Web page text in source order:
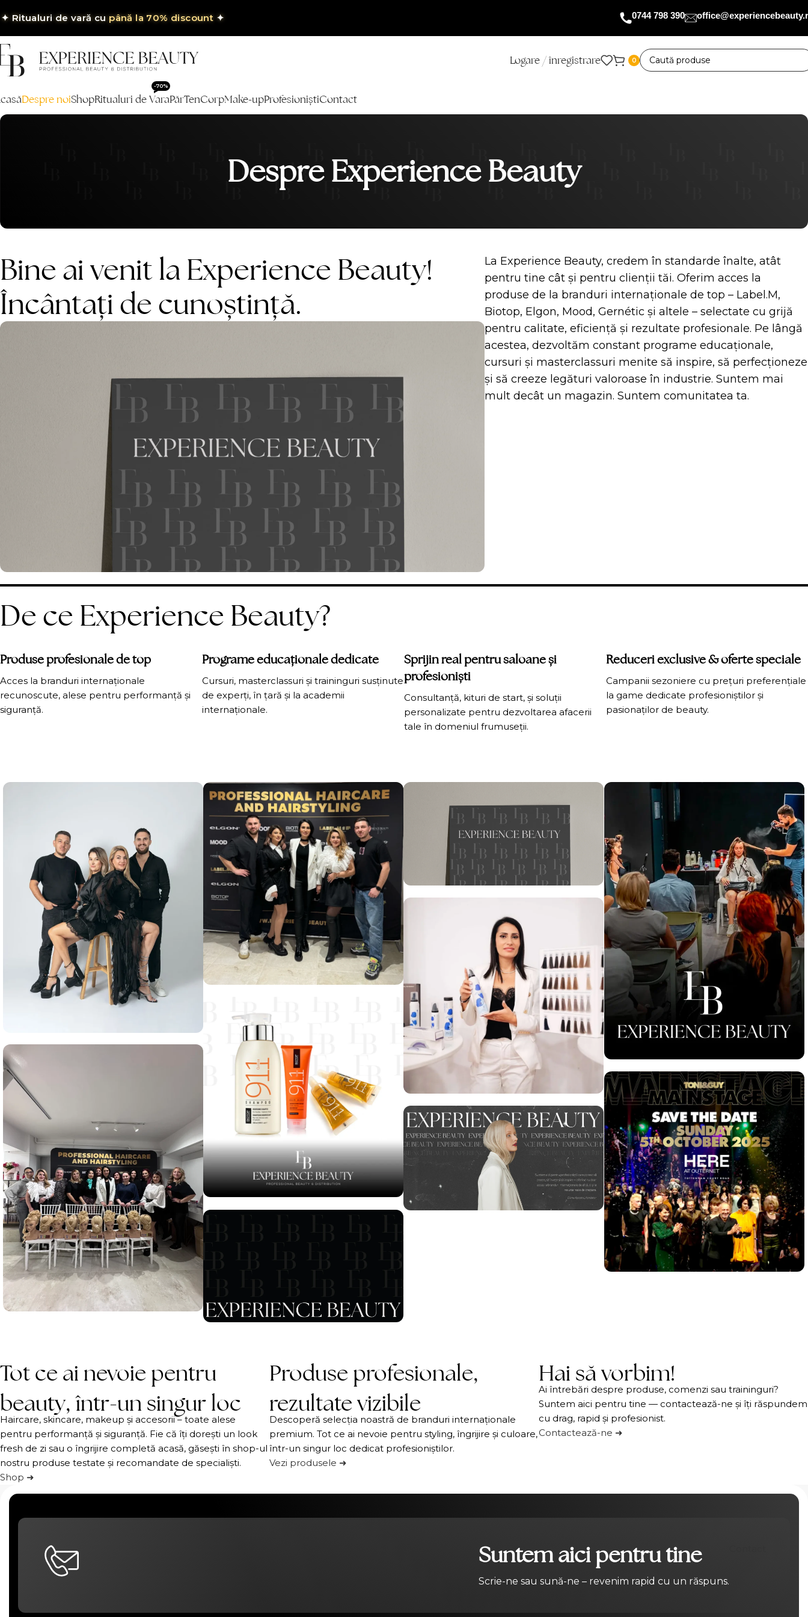
✦ Ritualuri de vară cupână la 70% discount ✦ 0744 798 390
Logare / înregistrare 0
Despre noiShopRitualuri de Vara
-70%
PărTenCorpMake-upProfesioniștiContact
Despre Experience Beauty
Bine ai venit la Experience Beauty!
Încântați de cunoștință.
La Experience Beauty, credem în standarde înalte, atât
pentru tine cât și pentru clienții tăi. Oferim acces la
produse de la branduri internaționale de top – Label.M,
Biotop, Elgon, Mood, Gernétic și altele – selectate cu grijă
pentru calitate, eficiență și rezultate profesionale. Pe lângă
acestea, dezvoltăm constant programe educaționale,
cursuri și masterclassuri menite să inspire, să perfecționeze
și să creeze legături valoroase în industrie. Suntem mai
mult decât un magazin. Suntem comunitatea ta.
De ce Experience Beauty?
Produse profesionale de top
Acces la branduri internaționale
recunoscute, alese pentru performanță și
siguranță.
Programe educaționale dedicate
Cursuri, masterclassuri și traininguri susținute
de experți, în țară și la academii
internaționale.
Sprijin real pentru saloane și
profesioniști
Consultanță, kituri de start, și soluții
personalizate pentru dezvoltarea afacerii
tale în domeniul frumuseții.
Reduceri exclusive & oferte speciale
Campanii sezoniere cu prețuri preferențiale
la game dedicate profesioniștilor și
pasionaților de beauty.
Tot ce ai nevoie pentru
beauty, într-un singur loc
Haircare, skincare, makeup și accesorii – toate alese
pentru performanță și siguranță. Fie că îți dorești un look
fresh de zi sau o îngrijire completă acasă, găsești în shop-ul
nostru produse testate și recomandate de specialiști.
Shop ➜
Produse profesionale,
rezultate vizibile
Descoperă selecția noastră de branduri internaționale
premium. Tot ce ai nevoie pentru styling, îngrijire și culoare,
într-un singur loc dedicat profesioniștilor.
Vezi produsele ➜
Hai să vorbim!
Ai întrebări despre produse, comenzi sau traininguri?
Suntem aici pentru tine — contactează-ne și îți răspundem
cu drag, rapid și profesionist.
Contactează-ne ➜
Suntem aici pentru tine
Scrie-ne sau sună-ne – revenim rapid cu un răspuns.